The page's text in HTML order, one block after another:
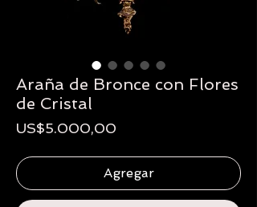
Araña de Bronce con Flores
de Cristal
US$5.000,00
Agregar